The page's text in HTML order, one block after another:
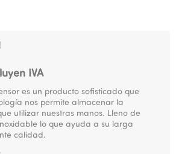
IVA
es un producto sofisticado que
nos permite almacenar la
utilizar nuestras manos. Lleno de
lo que ayuda a su larga
calidad.